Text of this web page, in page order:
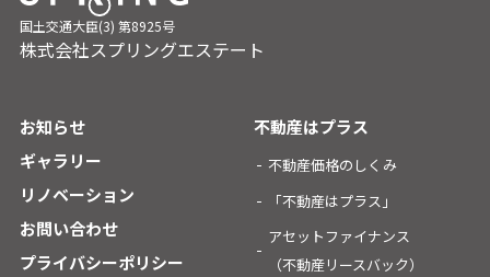
国土交通大臣(3) 第8925号
株式会社スプリングエステート
お知らせ
ギャラリー
リノベーション
お問い合わせ
プライバシーポリシー
不動産はプラス
不動産価格のしくみ
「不動産はプラス」
アセットファイナンス
（不動産リースバック）